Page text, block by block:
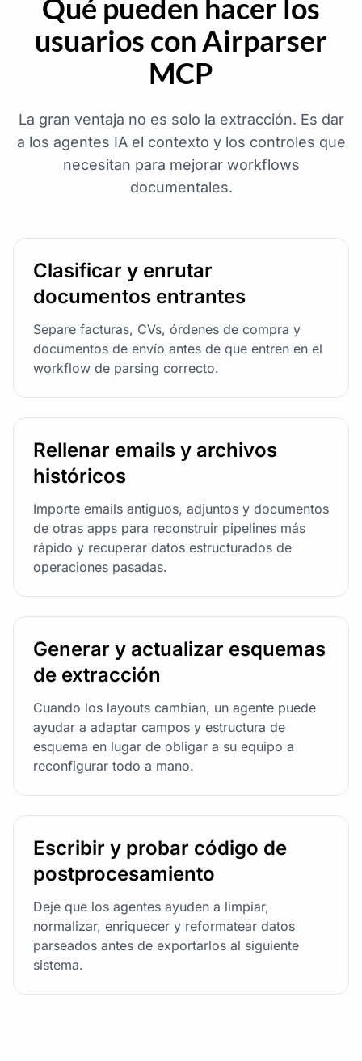
Qué pueden hacer los
usuarios con Airparser
MCP
La gran ventaja no es solo la extracción. Es dar
a los agentes IA el contexto y los controles que
necesitan para mejorar workflows
documentales.
Clasificar y enrutar
documentos entrantes
Separe facturas, CVs, órdenes de compra y
documentos de envío antes de que entren en el
workflow de parsing correcto.
Rellenar emails y archivos
históricos
Importe emails antiguos, adjuntos y documentos
de otras apps para reconstruir pipelines más
rápido y recuperar datos estructurados de
operaciones pasadas.
Generar y actualizar esquemas
de extracción
Cuando los layouts cambian, un agente puede
ayudar a adaptar campos y estructura de
esquema en lugar de obligar a su equipo a
reconfigurar todo a mano.
Escribir y probar código de
postprocesamiento
Deje que los agentes ayuden a limpiar,
normalizar, enriquecer y reformatear datos
parseados antes de exportarlos al siguiente
sistema.